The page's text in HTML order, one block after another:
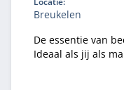
Breukelen
De essentie van
Ideaal als jij als